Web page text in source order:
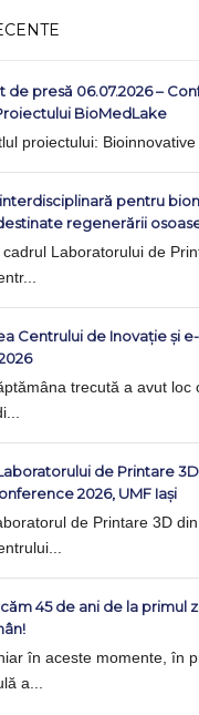
de presă 06.07.2026 –
BioMedLake
proiectului:
pentru
regenerării
cadrul Laboratorului de
Centrului de Inovație și
trecută a avut loc
de Printare
2026, UMF Iași
de Printare 3D
45 de ani de la primul
în aceste momente, în
a...